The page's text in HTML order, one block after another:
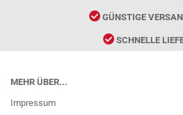
GÜNSTIGE
SCHNELLE
MEHR ÜBER...
Impressum